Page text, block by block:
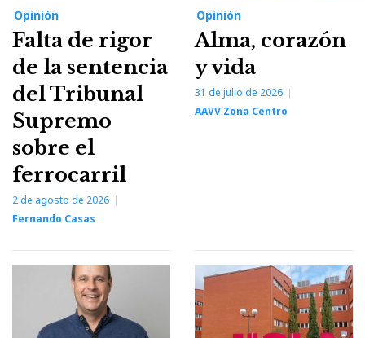
Opinión
Falta de rigor
de la sentencia
del Tribunal
Supremo
sobre el
ferrocarril
2 de agosto de 2026
Fernando Casas
Opinión
Alma, corazón
y vida
31 de julio de 2026
AAVV Zona Centro